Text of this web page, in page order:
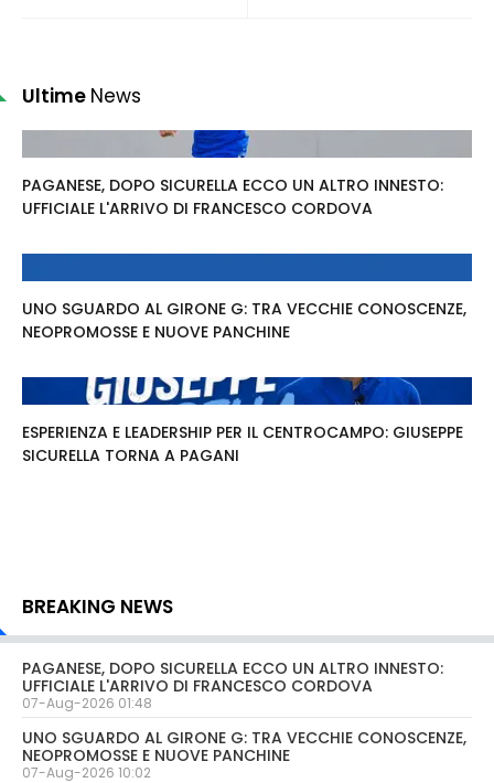
Ultime News
PAGANESE, DOPO SICURELLA ECCO UN ALTRO INNESTO:
UFFICIALE L'ARRIVO DI FRANCESCO CORDOVA
UNO SGUARDO AL GIRONE G: TRA VECCHIE CONOSCENZE,
NEOPROMOSSE E NUOVE PANCHINE
ESPERIENZA E LEADERSHIP PER IL CENTROCAMPO: GIUSEPPE
SICURELLA TORNA A PAGANI
BREAKING NEWS
PAGANESE, DOPO SICURELLA ECCO UN ALTRO INNESTO:
UFFICIALE L'ARRIVO DI FRANCESCO CORDOVA
07-Aug-2026 01:48
UNO SGUARDO AL GIRONE G: TRA VECCHIE CONOSCENZE,
NEOPROMOSSE E NUOVE PANCHINE
07-Aug-2026 10:02